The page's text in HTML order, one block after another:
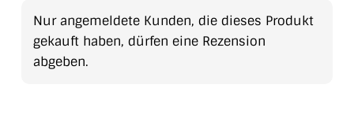
Nur angemeldete Kunden, die dieses Produkt
gekauft haben, dürfen eine Rezension
abgeben.